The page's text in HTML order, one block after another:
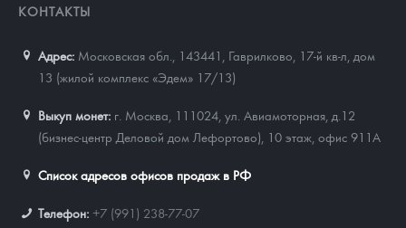
КОНТАКТЫ
Адрес: Московская обл., 143441
Гаврилково, 17-й кв-л, дом
13 (жилой комплекс «Эдем» 17/13)
Выкуп монет: г. Москва, 111024, ул. Авиамоторная, д.12
(бизнес-центр Деловой дом Лефортово), 10 этаж, офис 911А
Список адресов офисов продаж в РФ
Телефон: +7 (991) 238-77-07